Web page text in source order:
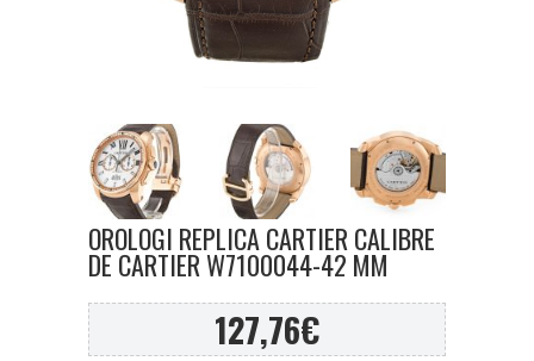
OROLOGI REPLICA CARTIER CALIBRE
DE CARTIER W7100044-42 MM
127,76€